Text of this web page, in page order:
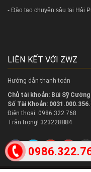
- Đào tạo chuyên sâu tại Hải
LIÊN KẾT VỚI ZWZ
Hướng dẫn thanh toán
Chủ tài khoản: Bùi Sỹ Cường
Số Tài Khoản:
Điện thoại: 0986.322.768
Trân trọng! 323228884